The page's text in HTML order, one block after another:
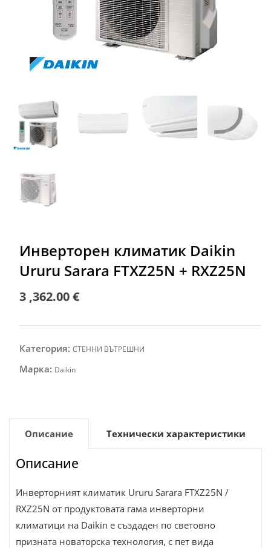
Инверторен климатик Daikin
Ururu Sarara FTXZ25N + RXZ25N
3 ,362.00€
Категория: СТЕННИ ВЪТРЕШНИ
Марка: Daikin
Описание Технически характеристики
Описание
Инверторният климатик Ururu Sarara FTXZ25N /
RXZ25N от продуктовата гама инверторни
климатици на Daikin е създаден по световно
призната новаторска технология, с пет вида